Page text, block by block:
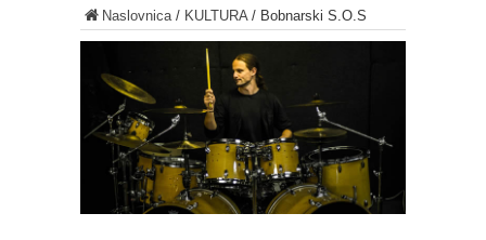
Naslovnica/ KULTURA/ Bobnarski S.O.S